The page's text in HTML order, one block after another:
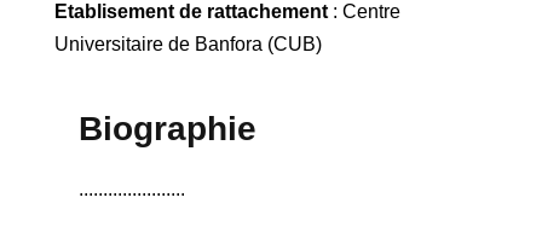
Etablisement de rattachement: Centre
Universitaire de Banfora (CUB)
Biographie
......................